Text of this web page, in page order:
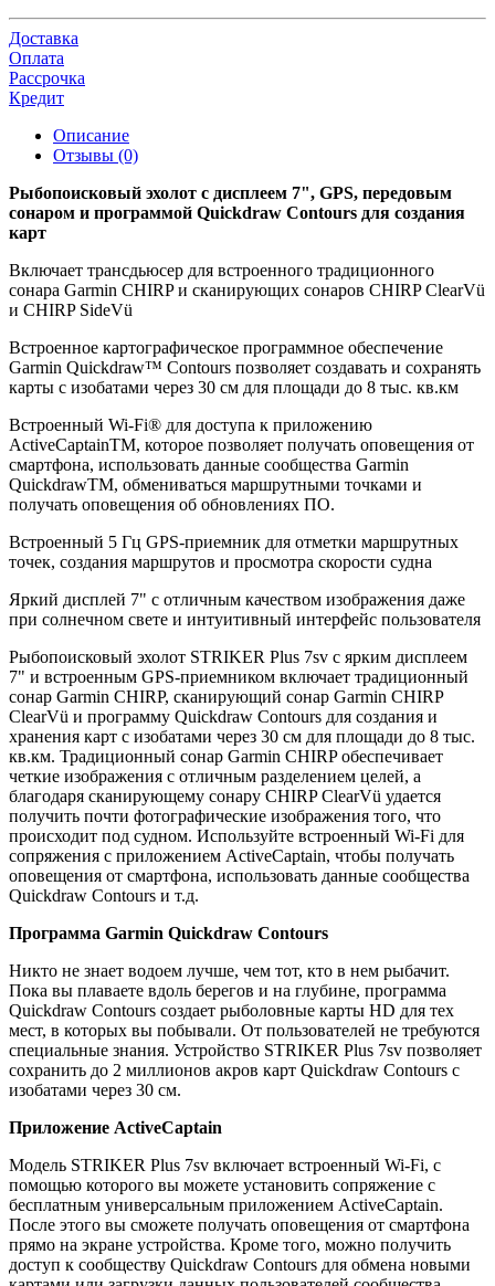
Доставка
Оплата
Рассрочка
Кредит
Описание
Отзывы (0)
Рыбопоисковый эхолот с дисплеем 7", GPS, передовым
сонаром и программой Quickdraw Contours для создания
карт
Включает трансдьюсер для встроенного традиционного
сонара Garmin CHIRP и сканирующих сонаров CHIRP ClearVü
и CHIRP SideVü
Встроенное картографическое программное обеспечение
Garmin Quickdraw™ Contours позволяет создавать и сохранять
карты с изобатами через 30 см для площади до 8 тыс. кв.км
Встроенный Wi-Fi® для доступа к приложению
ActiveCaptainTM, которое позволяет получать оповещения от
смартфона, использовать данные сообщества Garmin
QuickdrawTM, обмениваться маршрутными точками и
получать оповещения об обновлениях ПО.
Встроенный 5 Гц GPS-приемник для отметки маршрутных
точек, создания маршрутов и просмотра скорости судна
Яркий дисплей 7" с отличным качеством изображения даже
при солнечном свете и интуитивный интерфейс пользователя
Рыбопоисковый эхолот STRIKER Plus 7sv с ярким дисплеем
7" и встроенным GPS-приемником включает традиционный
сонар Garmin CHIRP, сканирующий сонар Garmin CHIRP
ClearVü и программу Quickdraw Contours для создания и
хранения карт с изобатами через 30 см для площади до 8 тыс.
кв.км. Традиционный сонар Garmin CHIRP обеспечивает
четкие изображения с отличным разделением целей, а
благодаря сканирующему сонару CHIRP ClearVü удается
получить почти фотографические изображения того, что
происходит под судном. Используйте встроенный Wi-Fi для
сопряжения с приложением ActiveCaptain, чтобы получать
оповещения от смартфона, использовать данные сообщества
Quickdraw Contours и т.д.
Программа Garmin Quickdraw Contours
Никто не знает водоем лучше, чем тот, кто в нем рыбачит.
Пока вы плаваете вдоль берегов и на глубине, программа
Quickdraw Contours создает рыболовные карты HD для тех
мест, в которых вы побывали. От пользователей не требуются
специальные знания. Устройство STRIKER Plus 7sv позволяет
сохранить до 2 миллионов акров карт Quickdraw Contours с
изобатами через 30 см.
Приложение ActiveCaptain
Модель STRIKER Plus 7sv включает встроенный Wi-Fi, с
помощью которого вы можете установить сопряжение с
бесплатным универсальным приложением ActiveCaptain.
После этого вы сможете получать оповещения от смартфона
прямо на экране устройства. Кроме того, можно получить
доступ к сообществу Quickdraw Contours для обмена новыми